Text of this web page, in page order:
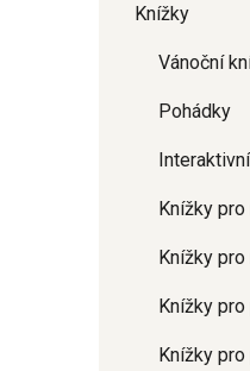
Knížky
Vánoční
Pohádky
Knížky
Knížky
Knížky
Knížky